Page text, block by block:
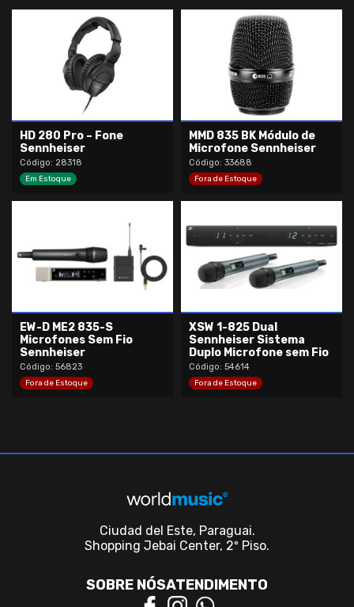
HD 280 Pro – Fone
Sennheiser
Código: 28318
Em Estoque
MMD 835 BK Módulo de
Microfone Sennheiser
Código: 33688
Fora de Estoque
EW-D ME2 835-S
Microfones Sem Fio
Sennheiser
Código: 56823
Fora de Estoque
XSW 1-825 Dual
Sennheiser Sistema
Duplo Microfone sem Fio
Código: 54614
Fora de Estoque
Ciudad del Este, Paraguai.
Shopping Jebai Center, 2º Piso.
SOBRE NÓSATENDIMENTO